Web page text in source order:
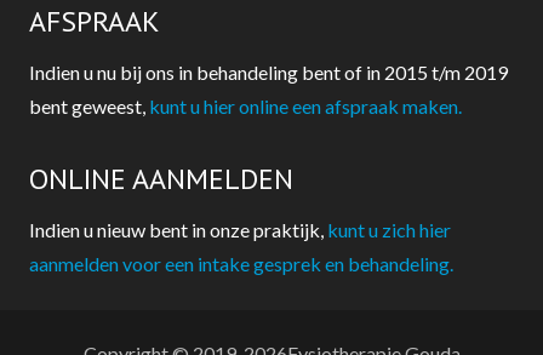
AFSPRAAK
Indien u nu bij ons in behandeling bent of in 2015 t/m 2019
bent geweest, kunt u hier online een afspraak maken.
ONLINE AANMELDEN
Indien u nieuw bent in onze praktijk, kunt u zich hier
aanmelden voor een intake gesprek en behandeling.